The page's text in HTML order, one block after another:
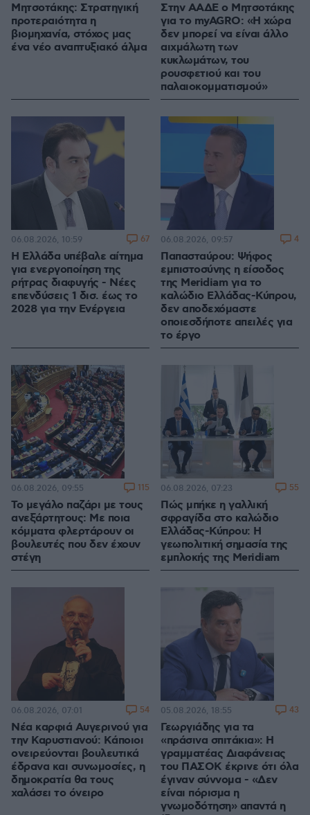
Μητσοτάκης: Στρατηγική
προτεραιότητα η
βιομηχανία, στόχος μας
ένα νέο αναπτυξιακό άλμα
Στην ΑΑΔΕ ο Μητσοτάκης
για το myAGRO: «Η χώρα
δεν μπορεί να είναι άλλο
αιχμάλωτη των
κυκλωμάτων, του
ρουσφετιού και του
παλαιοκομματισμού»
Η Ελλάδα υπέβαλε αίτημα
για ενεργοποίηση της
ρήτρας διαφυγής - Νέες
επενδύσεις 1 δισ. έως το
2028 για την Ενέργεια
06.08.2026, 10:59 67
Παπασταύρου: Ψήφος
εμπιστοσύνης η είσοδος
της Meridiam για το
καλώδιο Ελλάδας-Κύπρου,
δεν αποδεχόμαστε
οποιεσδήποτε απειλές για
το έργο
06.08.2026, 09:57 4
Το μεγάλο παζάρι με τους
ανεξάρτητους: Με ποια
κόμματα φλερτάρουν οι
βουλευτές που δεν έχουν
στέγη
06.08.2026, 09:55 115
Πώς μπήκε η γαλλική
σφραγίδα στο καλώδιο
Ελλάδας-Κύπρου: Η
γεωπολιτική σημασία της
εμπλοκής της Meridiam
06.08.2026, 07:23 55
Νέα καρφιά Αυγερινού για
την Καρυστιανού: Kάποιοι
ονειρεύονται βουλευτικά
έδρανα και συνωμοσίες, η
δημοκρατία θα τους
χαλάσει το όνειρο
06.08.2026, 07:01 54
Γεωργιάδης για τα
«πράσινα σπιτάκια»: Η
γραμματέας Διαφάνειας
του ΠΑΣΟΚ έκρινε ότι όλα
έγιναν σύννομα - «Δεν
είναι πόρισμα η
γνωμοδότηση» απαντά η
05.08.2026, 18:55 43